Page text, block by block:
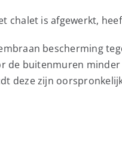
chalet is afgewerkt,
bescherming
de buitenmuren
deze zijn